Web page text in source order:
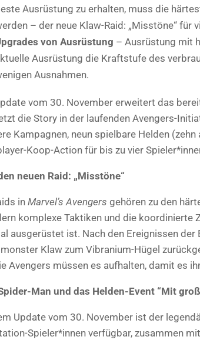
Ausrüstung zu erhalten, muss die
– der neue Klaw-Raid: „Misstöne“ für
von Ausrüstung – Ausrüstung mit
Ausrüstung die Kraftstufe des
Ausnahmen.
vom 30. November erweitert das
die Story in der laufenden Avengers-
Kampagnen, neun spielbare Helden
Koop-Action für bis zu vier
neuen Raid: „Misstöne“
inMarvel’s Avengers gehören zu den
komplexe Taktiken und die koordinierte
ausgerüstet ist. Nach den Ereignissen der
Klaw zum Vibranium-Hügel
Avengers müssen es aufhalten, damit es
Man und das Helden-Event “Mit
Update vom 30. November ist der
Spieler*innen verfügbar, zusammen